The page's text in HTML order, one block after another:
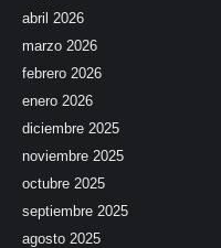
abril 2026
marzo 2026
febrero 2026
enero 2026
diciembre 2025
noviembre 2025
octubre 2025
septiembre 2025
agosto 2025